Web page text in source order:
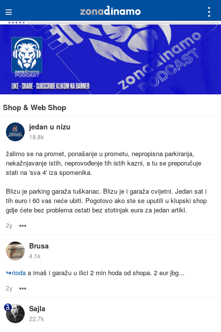
≡ ⋮
Shop & Web Shop
jedan u nizu
18.8k
žalimo se na promet, ponašanje u prometu, nepropisna parkiranja,
nekažnjavanje istih, neprovođenje tih istih kazni, a tu se preporučuje
stati na 'sva 4' iza spomenika.
Blizu je parking garaža tuškanac. Blizu je i garaža cvijetni. Jedan sat i
tih euro i 60 vas neće ubiti. Pogotovo ako ste se uputili u klupski shop
gdje ćete bez problema ostati bez stotinjak eura za jedan artikl.
2y
Brusa
4.1k
↪rioda a imaš i garažu u ilici 2 min hoda od shopa. 2 eur jbg...
2y
Sajla
22.7k